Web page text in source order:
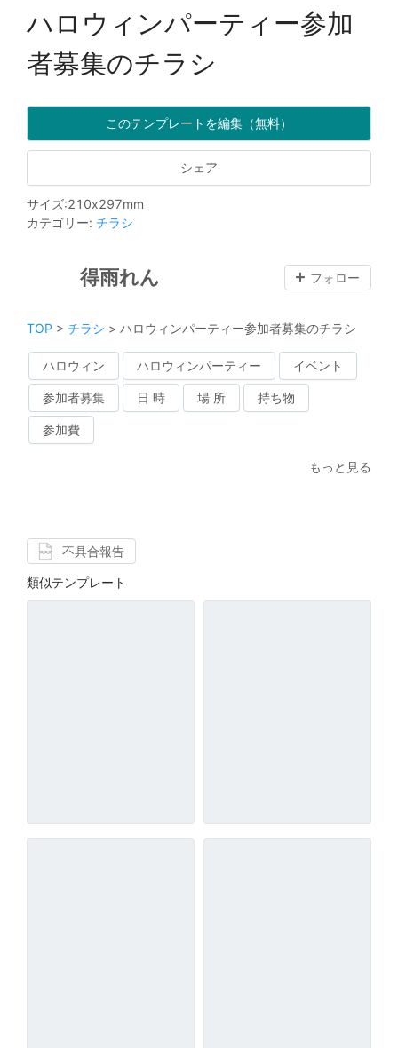
ハロウィンパーティー参加
者募集のチラシ
このテンプレートを編集（無料）
シェア
サイズ:210x297mm
カテゴリー: チラシ
得雨れん フォロー
TOP > チラシ > ハロウィンパーティー参加者募集のチラシ
ハロウィン ハロウィンパーティー イベント
参加者募集 日 時 場 所 持ち物
参加費
もっと見る
不具合報告
類似テンプレート